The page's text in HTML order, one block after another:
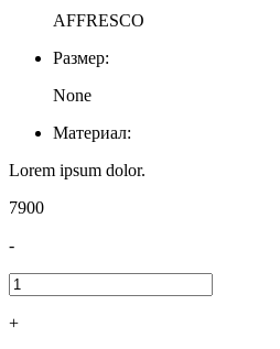
AFFRESCO
Размер:
None
Материал:
Lorem ipsum dolor.
7900
-
+